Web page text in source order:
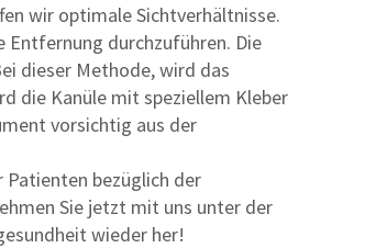
wir optimale Sichtverhältnisse.
durchzuführen. Die
dieser Methode, wird das
die Kanüle mit speziellem Kleber
vorsichtig aus der
bezüglich der
Sie jetzt mit uns unter der
wieder her!